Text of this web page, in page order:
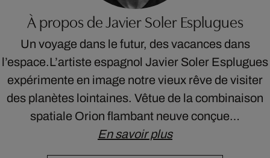
À propos de Javier Soler Esplugues
Un voyage dans le futur, des vacances dans
l’espace.L’artiste espagnol Javier Soler Esplugues
expérimente en image notre vieux rêve de visiter
des planètes lointaines. Vêtue de la combinaison
spatiale Orion flambant neuve conçue…
En savoir plus